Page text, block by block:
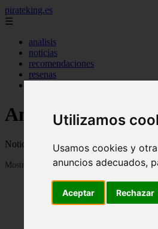
Utilizamos
Usamos cookies y
anuncios adecuados,
Aceptar Rechazar
pirateking.es
☰
analisis
noticias
recomendaciones
resenas
Anime en Español
Noticias, novedades, fanfics, trailers,
Mostrando 1 - 24 de 233 artículos